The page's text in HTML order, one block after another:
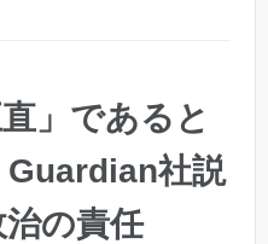
」であると
Guardian社説
の責任